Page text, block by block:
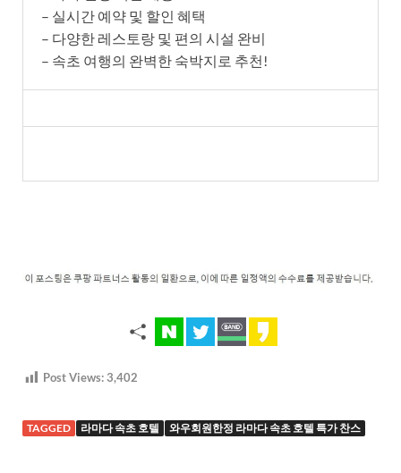
– 실시간 예약 및 할인 혜택
– 다양한 레스토랑 및 편의 시설 완비
– 속초 여행의 완벽한 숙박지로 추천!
Post Views:3,402
TAGGED 라마다 속초 호텔 와우회원한정 라마다 속초 호텔 특가 찬스